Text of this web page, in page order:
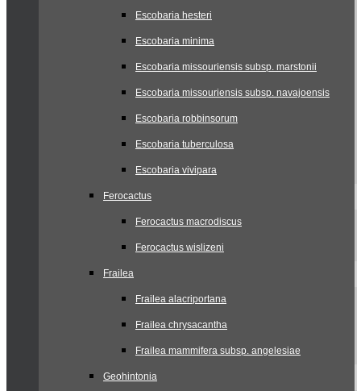
Escobaria hesteri
Escobaria minima
Escobaria missouriensis subsp. marstonii
Escobaria missouriensis subsp. navajoensis
Escobaria robbinsorum
Escobaria tuberculosa
Escobaria vivipara
Ferocactus
Ferocactus macrodiscus
Ferocactus wislizeni
Frailea
Frailea alacriportana
Frailea chrysacantha
Frailea mammifera subsp. angelesiae
Geohintonia